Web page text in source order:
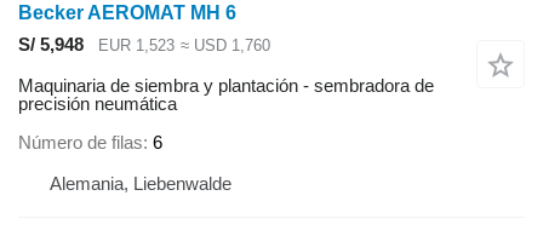
Becker AEROMAT MH 6
S/ 5,948
EUR 1,523 ≈ USD 1,760
Maquinaria de siembra y plantación - sembradora de
precisión neumática
Número de filas 6
Alemania, Liebenwalde